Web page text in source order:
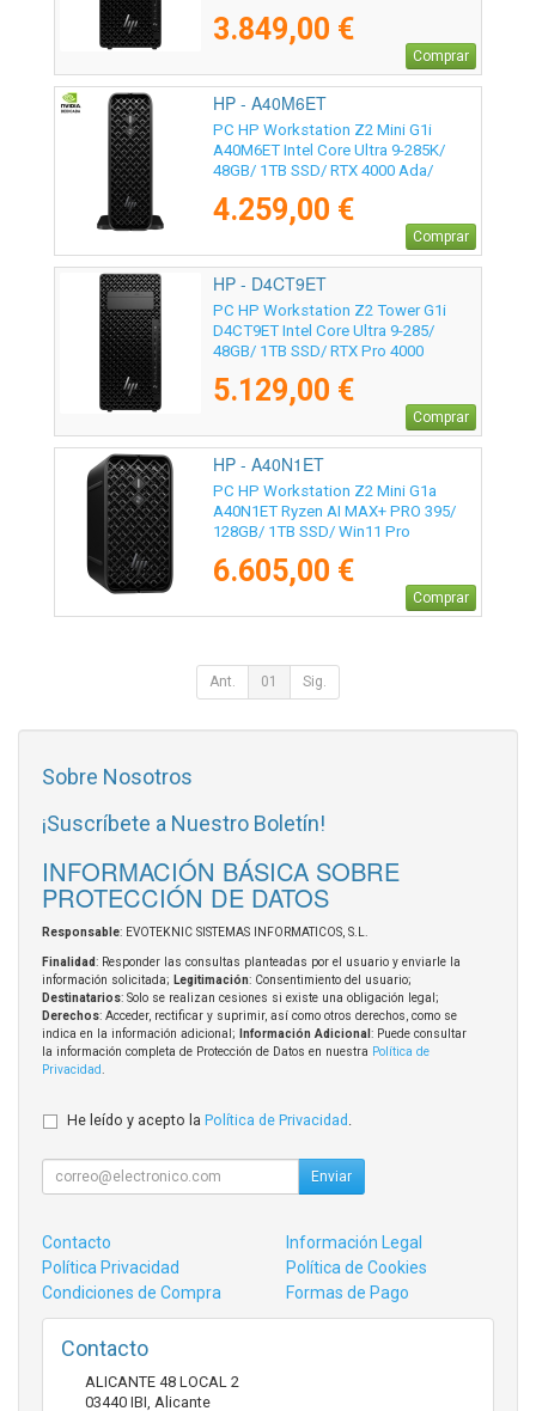
3.849,00 €
Comprar
HP - A40M6ET
PC HP Workstation Z2 Mini G1i
A40M6ET Intel Core Ultra 9-285K/
48GB/ 1TB SSD/ RTX 4000 Ada/
4.259,00 €
Comprar
HP - D4CT9ET
PC HP Workstation Z2 Tower G1i
D4CT9ET Intel Core Ultra 9-285/
48GB/ 1TB SSD/ RTX Pro 4000
5.129,00 €
Comprar
HP - A40N1ET
PC HP Workstation Z2 Mini G1a
A40N1ET Ryzen AI MAX+ PRO 395/
128GB/ 1TB SSD/ Win11 Pro
6.605,00 €
Comprar
Ant. 01 Sig.
Sobre Nosotros
¡Suscríbete a Nuestro Boletín!
INFORMACIÓN BÁSICA SOBRE
PROTECCIÓN DE DATOS
Responsable: EVOTEKNIC SISTEMAS INFORMATICOS, S.L.
Finalidad: Responder las consultas planteadas por el usuario y enviarle la
información solicitada; Legitimación: Consentimiento del usuario;
Destinatarios: Solo se realizan cesiones si existe una obligación legal;
Derechos: Acceder, rectificar y suprimir, así como otros derechos, como se
indica en la información adicional;
Información Adicional : Puede consultar
la información completa de Protección de Datos en nuestra Política de
Privacidad
He leído y acepto la Política de Privacidad
Enviar
Contacto
Información Legal
Política Privacidad
Política de Cookies
Condiciones de Compra
Formas de Pago
Contacto
ALICANTE 48 LOCAL 2
03440 IBI Alicante